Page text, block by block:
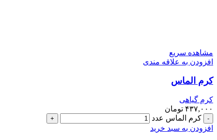
مشاهده سریع
افزودن به علاقه مندی
کرم الماس
کرم گیاهی
۴۳۷,۰۰۰ تومان
کرم الماس عدد
افزودن به سبد خرید